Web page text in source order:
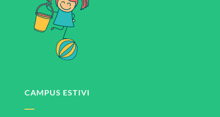
CAMPUS ESTIVI